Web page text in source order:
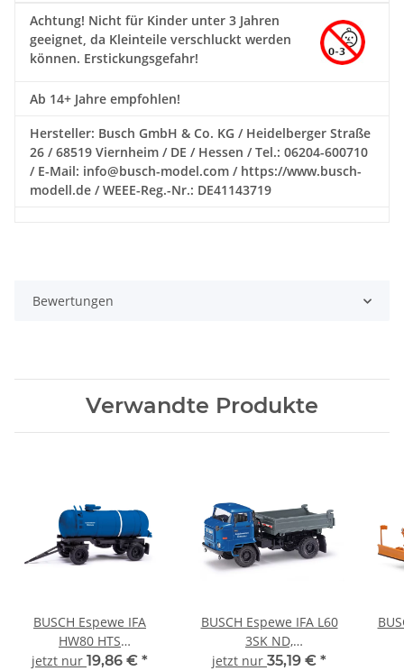
Achtung! Nicht für Kinder unter 3 Jahren
geeignet, da Kleinteile verschluckt werden
können. Erstickungsgefahr!
Ab 14+ Jahre empfohlen!
Hersteller: Busch GmbH & Co. KG / Heidelberger Straße
26 / 68519 Viernheim / DE / Hessen / Tel.: 06204-600710
/ E-Mail: info@busch-model.com / https://www.busch-
modell.de / WEEE-Reg.-Nr.: DE41143719
Bewertungen
Verwandte Produkte
BUSCH Espewe IFA
HW80 HTS
Autobahnmeisterei
jetzt nur 19,86 € *
BUSCH Espewe IFA L60
3SK ND,
Autobahnmeisterei
jetzt nur 35,19 € *